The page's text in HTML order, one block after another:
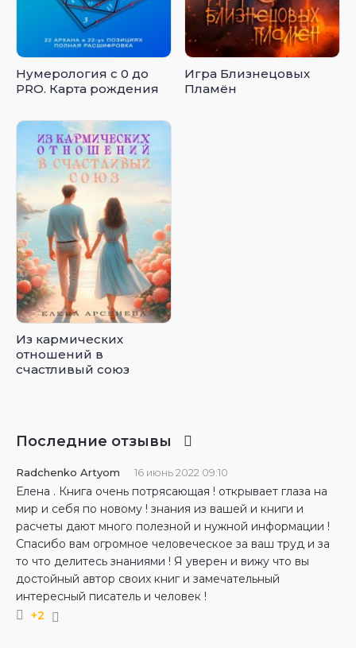
Нумерология с 0 до
PRO. Карта рождения
Игра Близнецовых
Пламён
Из кармических
отношений в
счастливый союз
Последние отзывы
Radchenko Artyom 16 июнь 2022 09:10
Елена . Книга очень потрясающая ! открывает глаза на
мир и себя по новому ! знания из вашей и книги и
расчеты дают много полезной и нужной информации !
Спасибо вам огромное человеческое за ваш труд и за
то что делитесь знаниями ! Я уверен и вижу что вы
достойный автор своих книг и замечательный
интересный писатель и человек !
+2